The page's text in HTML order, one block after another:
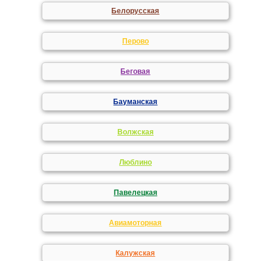
Белорусская
Перово
Беговая
Бауманская
Волжская
Люблино
Павелецкая
Авиамоторная
Калужская